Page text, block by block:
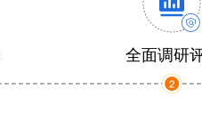
全面调研